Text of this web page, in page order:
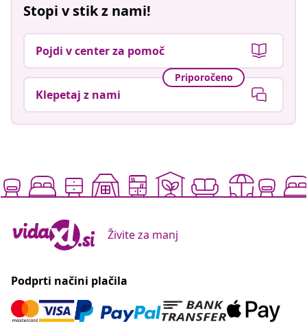
Stopi v stik z nami!
Pojdi v center za pomoč
Priporočeno
Klepetaj z nami
Živite za manj
Podprti načini plačila